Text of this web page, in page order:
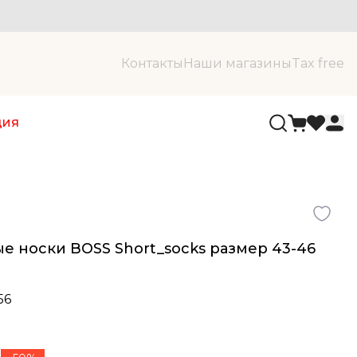
Контакты Наши магазиныTax free
носки BOSS Short_socks размер 43-46